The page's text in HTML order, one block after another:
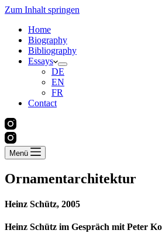
Zum Inhalt springen
Home
Biography
Bibliography
Essays
DE
EN
FR
Contact
Menü
Ornamentarchitektur
Heinz Schütz, 2005
Heinz Schütz im Gespräch mit Peter